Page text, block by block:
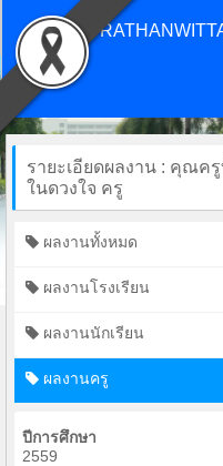
รายะเอียดผลงาน : คุณค
ในดวงใจ ครู
ผลงานทั้งหมด
ผลงานโรงเรียน
ผลงานนักเรียน
ผลงานครู
ปีการศึกษา
2559